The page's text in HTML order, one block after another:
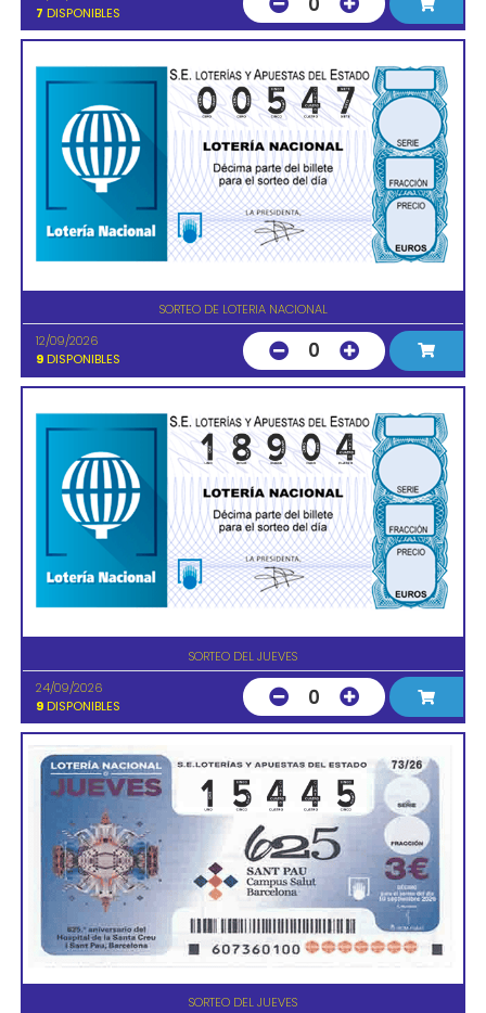
7 DISPONIBLES
SORTEO DE LOTERIA NACIONAL
12/09/2026
9 DISPONIBLES 0
SORTEO DEL JUEVES
24/09/2026
9 DISPONIBLES 0
SORTEO DEL JUEVES